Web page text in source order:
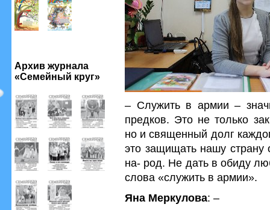
Архив журнала
«Семейный круг»
– Служить в армии –
предков. Это не только
но и священный долг
это защищать нашу страну
на- род. Не дать в обиду
слова «служить в армии».
Яна Меркулова: –